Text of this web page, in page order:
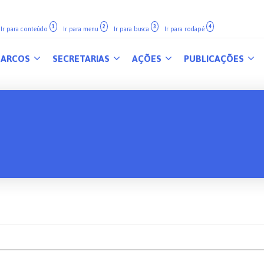
Ir para conteúdo 1 Ir para menu 2 Ir para busca 3 Ir para rodapé 4
ARCOS SECRETARIAS AÇÕES PUBLICAÇÕES